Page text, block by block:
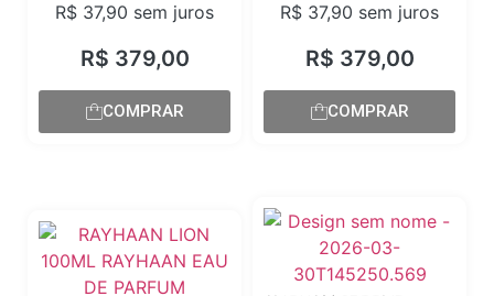
R$ 379,00
R$ 37,90 sem juros
COMPRAR
R$ 379,00
R$ 37,90 sem juros
COMPRAR